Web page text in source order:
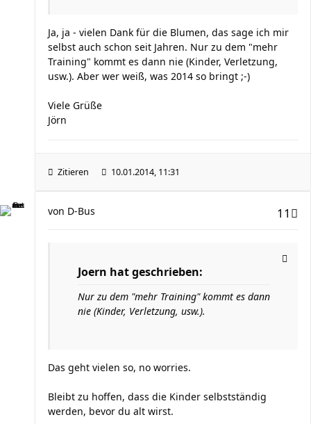
Ja, ja - vielen Dank für die Blumen, das sage ich mir
selbst auch schon seit Jahren. Nur zu dem "mehr
Training" kommt es dann nie (Kinder, Verletzung,
usw.). Aber wer weiß, was 2014 so bringt ;-)
Viele Grüße
Jörn
Zitieren 10.01.2014, 11:31
11
von D-Bus
Joern hat geschrieben:
Nur zu dem "mehr Training" kommt es dann
nie (Kinder, Verletzung, usw.).
Das geht vielen so, no worries.
Bleibt zu hoffen, dass die Kinder selbstständig
werden, bevor du alt wirst.